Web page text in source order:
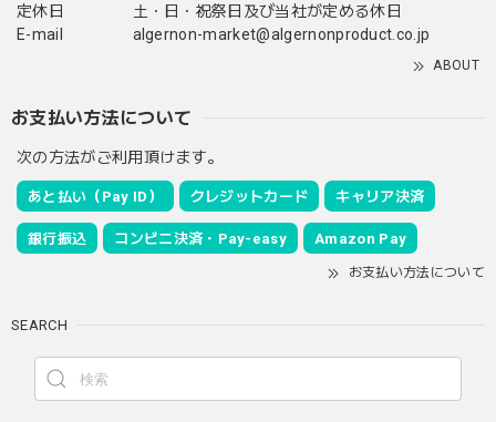
定休日
土・日・祝祭日及び当社が定める休日
E-mail
algernon-market@algernonproduct.co.jp
ABOUT
お支払い方法について
次の方法がご利用頂けます。
あと払い（Pay ID） クレジットカード キャリア決済
銀行振込 コンビニ決済・Pay-easy Amazon Pay
お支払い方法について
SEARCH